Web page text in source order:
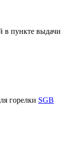
в пункте выдачи
горелки SGB